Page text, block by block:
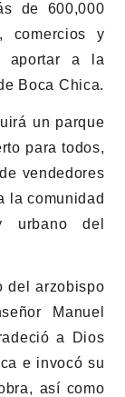
de 600,000
comercios y
aportar a la
Boca Chica.
un parque
para todos,
vendedores
la comunidad
urbano del
del arzobispo
Manuel
a Dios
e invocó su
así como